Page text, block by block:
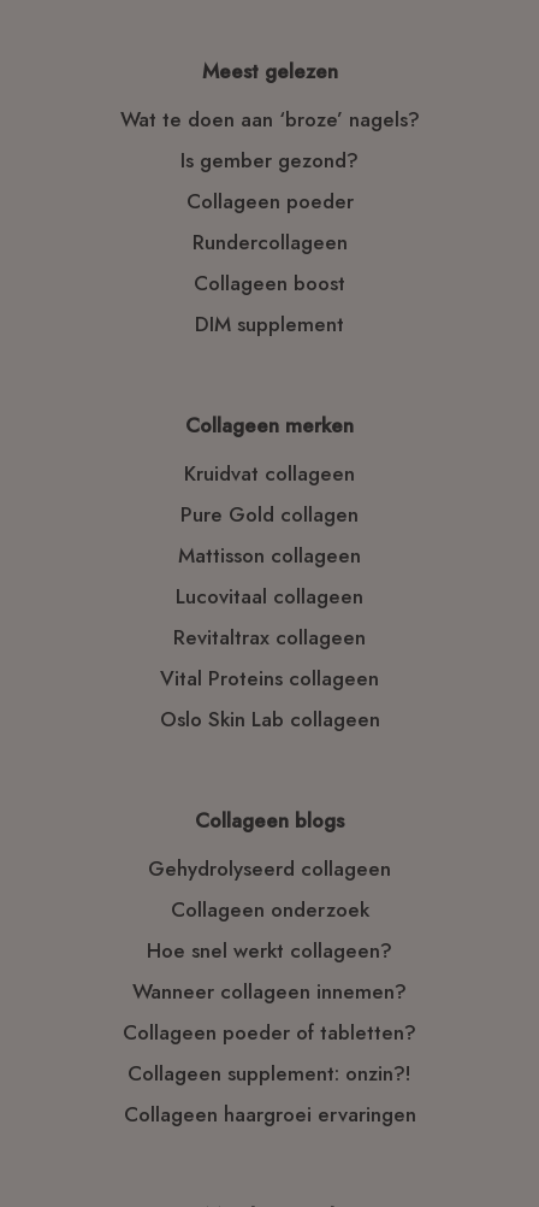
Meest gelezen
Wat te doen aan ‘broze’ nagels?
Is gember gezond?
Collageen poeder
Rundercollageen
Collageen boost
DIM supplement
Collageen merken
Kruidvat collageen
Pure Gold collagen
Mattisson collageen
Lucovitaal collageen
Revitaltrax collageen
Vital Proteins collageen
Oslo Skin Lab collageen
Collageen blogs
Gehydrolyseerd collageen
Collageen onderzoek
Hoe snel werkt collageen?
Wanneer collageen innemen?
Collageen poeder of tabletten?
Collageen supplement: onzin?!
Collageen haargroei ervaringen